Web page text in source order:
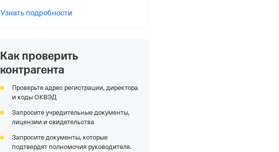
Узнать подробности
Как проверить
контрагента
Проверьте адрес регистрации, директора
и коды ОКВЭД
Запросите учредительные документы,
лицензии и свидетельства
Запросите документы, которые
подтвердят полномочия руководителя.